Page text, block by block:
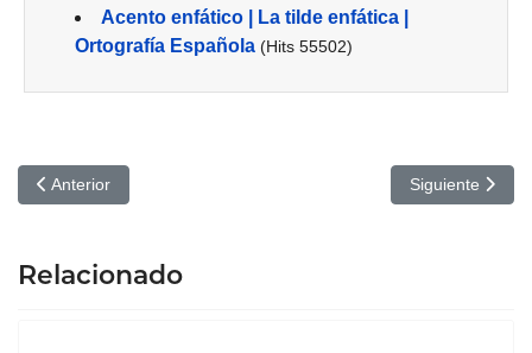
Acento enfático | La tilde enfática |
Ortografía Española (Hits 55502)
Artículo anterior: Qué son MP3 y MP4 y cómo Convertir a estos
Anterior Artículo
Siguiente
Relacionado